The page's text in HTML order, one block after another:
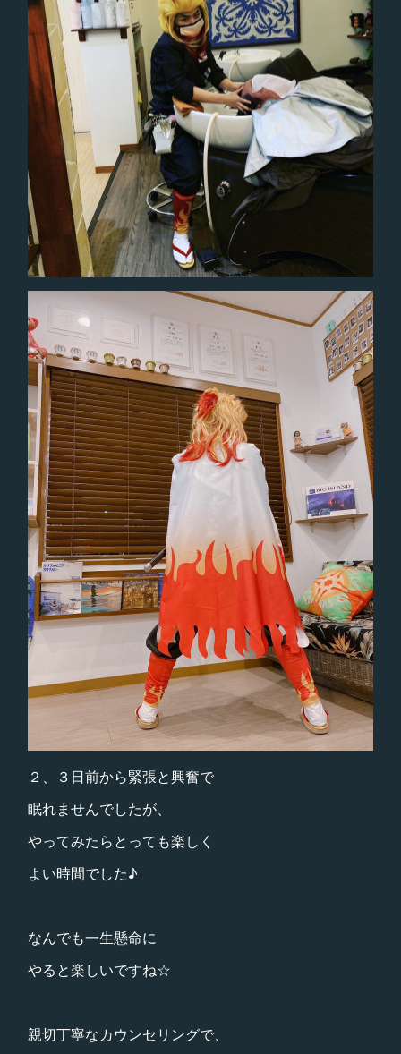
２、３日前から緊張と興奮で
眠れませんでしたが、
やってみたらとっても楽しく
よい時間でした♪
なんでも一生懸命に
やると楽しいですね☆
親切丁寧なカウンセリングで、